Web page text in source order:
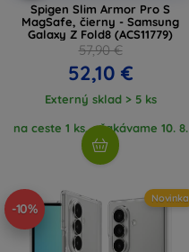
Spigen Slim Armor Pro S
MagSafe, čierny - Samsung
Galaxy Z Fold8 (ACS11779)
57,90 €
52,10 €
Externý sklad > 5 ks
na ceste 1 ks, očakávame 10. 8.
2026
-10%
Novinka